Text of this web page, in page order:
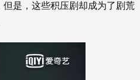
是，这些积压剧却成为了剧荒